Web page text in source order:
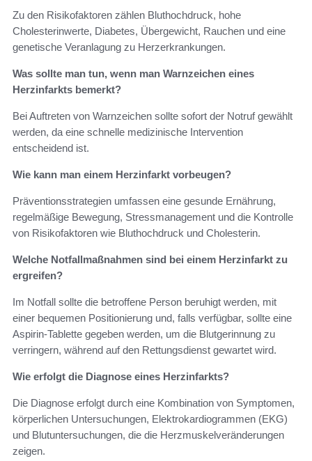
Zu den Risikofaktoren zählen Bluthochdruck, hohe
Cholesterinwerte, Diabetes, Übergewicht, Rauchen und eine
genetische Veranlagung zu Herzerkrankungen.
Was sollte man tun, wenn man Warnzeichen eines
Herzinfarkts bemerkt?
Bei Auftreten von Warnzeichen sollte sofort der Notruf gewählt
werden, da eine schnelle medizinische Intervention
entscheidend ist.
Wie kann man einem Herzinfarkt vorbeugen?
Präventionsstrategien umfassen eine gesunde Ernährung,
regelmäßige Bewegung, Stressmanagement und die Kontrolle
von Risikofaktoren wie Bluthochdruck und Cholesterin.
Welche Notfallmaßnahmen sind bei einem Herzinfarkt zu
ergreifen?
Im Notfall sollte die betroffene Person beruhigt werden, mit
einer bequemen Positionierung und, falls verfügbar, sollte eine
Aspirin-Tablette gegeben werden, um die Blutgerinnung zu
verringern, während auf den Rettungsdienst gewartet wird.
Wie erfolgt die Diagnose eines Herzinfarkts?
Die Diagnose erfolgt durch eine Kombination von Symptomen,
körperlichen Untersuchungen, Elektrokardiogrammen (EKG)
und Blutuntersuchungen, die die Herzmuskelveränderungen
zeigen.